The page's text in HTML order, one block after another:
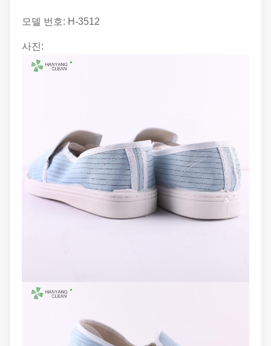
모델 번호: H-3512
사진: